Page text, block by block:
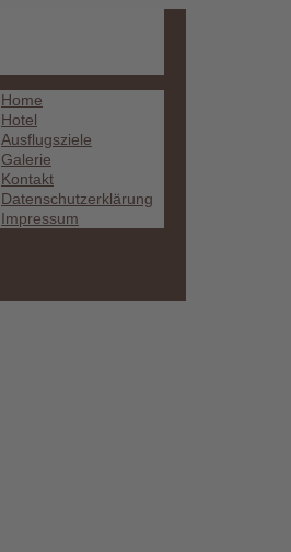
Home
Hotel
Ausflugsziele
Galerie
Kontakt
Datenschutzerklärung
Impressum